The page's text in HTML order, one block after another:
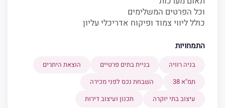
וכל הפרטים המשלימים
כולל ליווי צמוד ופיקוח אדריכלי עליון
התמחויות
בניה רוויה בניית בתים פרטיים
הוצאת היתרים
תמ"א 38
השבחת נכס לפני מכירה
עיצוב בתי יוקרה
תכנון ועיצוב דירות